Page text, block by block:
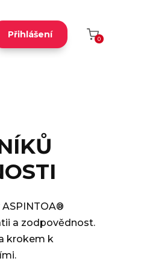
Přihlášení 0
a zodpovědnost.
krokem k